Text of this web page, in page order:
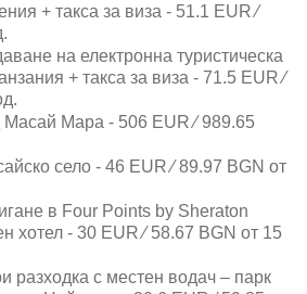
+ такса за виза - 51.1 EUR ∕
на електронна туристическа
+ такса за виза - 71.5 EUR ∕
Масай Мара - 506 EUR ∕ 989.65
село - 46 EUR ∕ 89.97 BGN от
в Four Points by Sheraton
хотел - 30 EUR ∕ 58.67 BGN от 15
разходка с местен водач – парк